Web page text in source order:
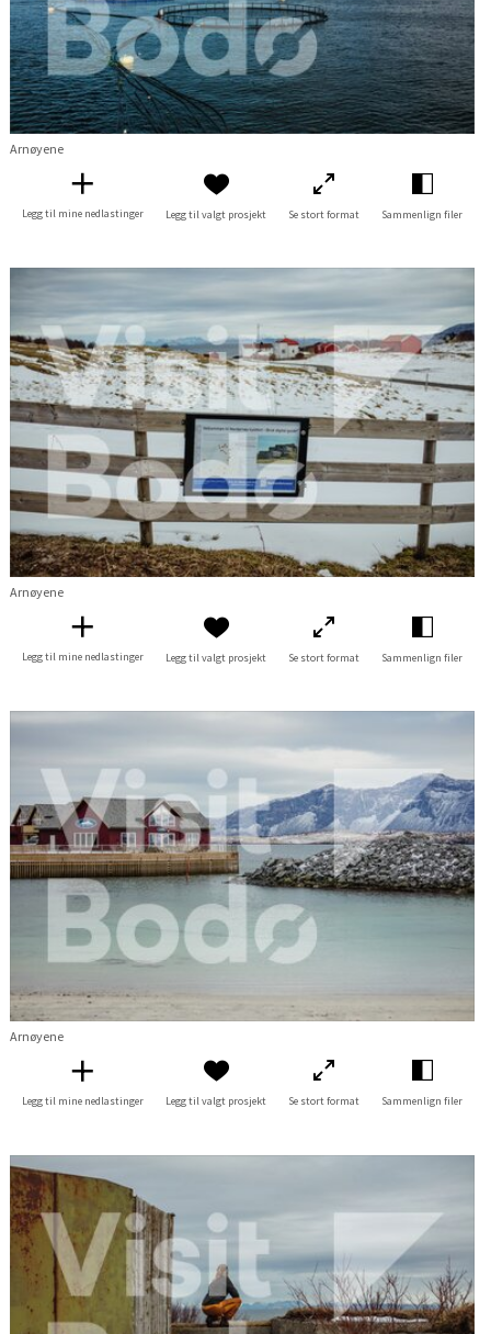
Arnøyene
Legg til mine nedlastinger Legg til valgt prosjekt Se stort format Sammenlign filer
Arnøyene
Legg til mine nedlastinger Legg til valgt prosjekt Se stort format Sammenlign filer
Arnøyene
Legg til mine nedlastinger Legg til valgt prosjekt Se stort format Sammenlign filer